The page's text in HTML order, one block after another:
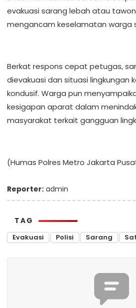
evakuasi sarang lebah atau
mengancam keselamatan warga
Berkat respons cepat petugas,
dievakuasi dan situasi lingkungan
kondusif. Warga pun
kesigapan aparat dalam
masyarakat terkait gangguan
(Humas Polres Metro Jakarta
Reporter: admin
TAG
Evakuasi Polisi Sarang